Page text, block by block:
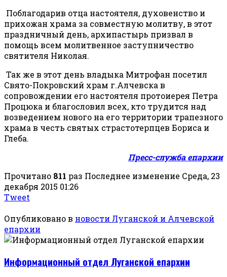
Поблагодарив отца настоятеля, духовенство и
прихожан храма за совместную молитву, в этот
праздничный день, архипастырь призвал в
помощь всем молитвенное заступничество
святителя Николая.
Так же в этот день владыка Митрофан посетил
Свято-Покровский храм г.Алчевска в
сопровождении его настоятеля протоиерея Петра
Процюка и благословил всех, кто трудится над
возведением нового на его территории трапезного
храма в честь святых страстотерпцев Бориса и
Глеба.
Пресс-служба епархии
Прочитано 811 раз Последнее изменение Среда, 23
декабря 2015 01:26
Tweet
Опубликовано в новости Луганской и Алчевской
епархии
Информационный отдел Луганской епархии